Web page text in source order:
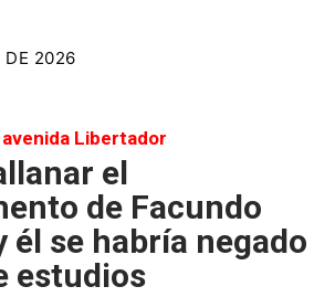
DE 2026
Libertador
el
de Facundo
él se habría negado
estudios